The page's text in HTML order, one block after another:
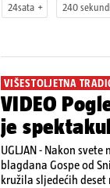
24sata 240 sekundi
VIŠESTOLJETNA
VIDEO
je
UGLJAN - Nakon
blagdana Gospe od
kružila sljedećih